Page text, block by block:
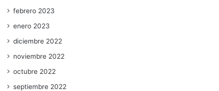
febrero 2023
enero 2023
diciembre 2022
noviembre 2022
octubre 2022
septiembre 2022